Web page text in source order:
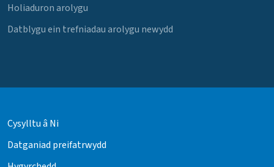
Holiaduron arolygu
Datblygu ein trefniadau arolygu newydd
Cysylltu â Ni
Datganiad preifatrwydd